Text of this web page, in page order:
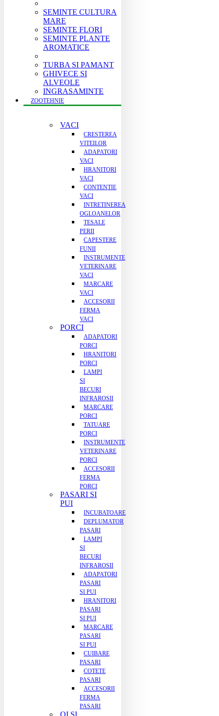
SEMINTE CULTURA
MARE
SEMINTE FLORI
SEMINTE PLANTE
AROMATICE
TURBA SI PAMANT
GHIVECE SI
ALVEOLE
INGRASAMINTE
ZOOTEHNIE
VACI
CRESTEREA
VITEILOR
ADAPATORI
VACI
HRANITORI
VACI
CONTENTIE
VACI
INTRETINEREA
OGLOANELOR
TESALE
PERII
CAPESTERE
FUNII
INSTRUMENTE
VETERINARE
VACI
MARCARE
VACI
ACCESORII
FERMA
VACI
PORCI
ADAPATORI
PORCI
HRANITORI
PORCI
LAMPI
SI
BECURI
INFRAROSII
MARCARE
PORCI
TATUARE
PORCI
INSTRUMENTE
VETERINARE
PORCI
ACCESORII
FERMA
PORCI
PASARI SI
PUI
INCUBATOARE
DEPLUMATOR
PASARI
LAMPI
SI
BECURI
INFRAROSII
ADAPATORI
PASARI
SI PUI
HRANITORI
PASARI
SI PUI
MARCARE
PASARI
SI PUI
CUIBARE
PASARI
COTETE
PASARI
ACCESORII
FERMA
PASARI
OI SI